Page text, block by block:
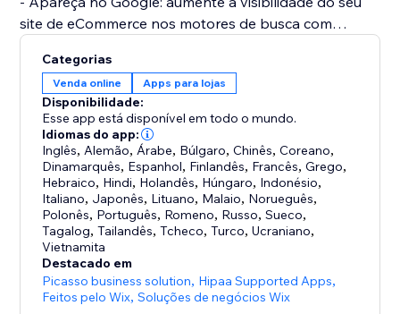
site de eCommerce nos motores de busca com
- Comece a vender com dropshipping: venda
produtos de fornecedores que cuidam do estoque e
do atendimento para você
- Venda em qualquer lugar: converta preços para
qualquer moeda, use transportadoras globais com
taxas geográficas específicas e calcule impostos
automaticamente
- Cresça com vendas multicanal: venda na sua loja
online, pessoalmente ou em canais como eBay e
Categorias
Venda online Apps para lojas
Disponibilidade:
Esse app está disponível em todo o mundo.
Idiomas do app:
Inglês, Alemão, Árabe, Búlgaro,Chinês,Coreano,
Dinamarquês, Espanhol, Finlandês, Francês,Grego,
Hebraico, Hindi, Holandês, Húngaro, Indonésio,
Italiano, Japonês, Lituano, Malaio, Norueguês,
Polonês, Português, Romeno, Russo,Sueco,
Tagalog,Tailandês,Tcheco,Turco,Ucraniano,
Vietnamita
Destacado em
Picasso business solution, Hipaa Supported Apps,
Feitos pelo Wix,Soluções de negócios Wix